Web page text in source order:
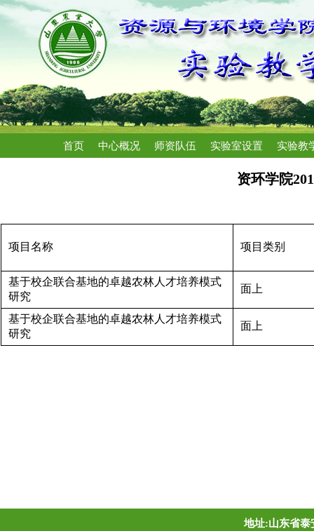
首页 中心概况 师资队伍 实验室设置 实验教
资环学院
项目名称 项目类别
基于校企联合基地的卓越农林人才培养模式
研究
面上
基于校企联合基地的卓越农林人才培养模式
研究
面上
地址:山东省泰